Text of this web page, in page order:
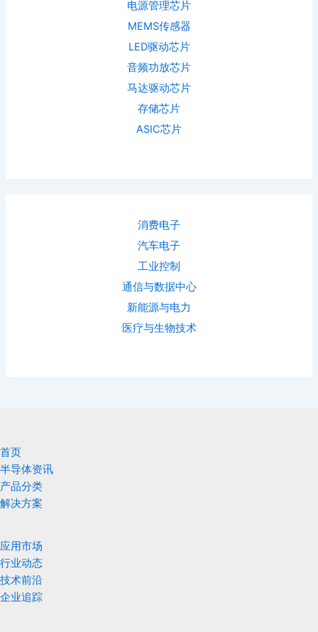
电源管理芯片
MEMS传感器
LED驱动芯片
音频功放芯片
马达驱动芯片
存储芯片
ASIC芯片
消费电子
汽车电子
工业控制
通信与数据中心
新能源与电力
医疗与生物技术
首页
半导体资讯
产品分类
解决方案
应用市场
行业动态
技术前沿
企业追踪